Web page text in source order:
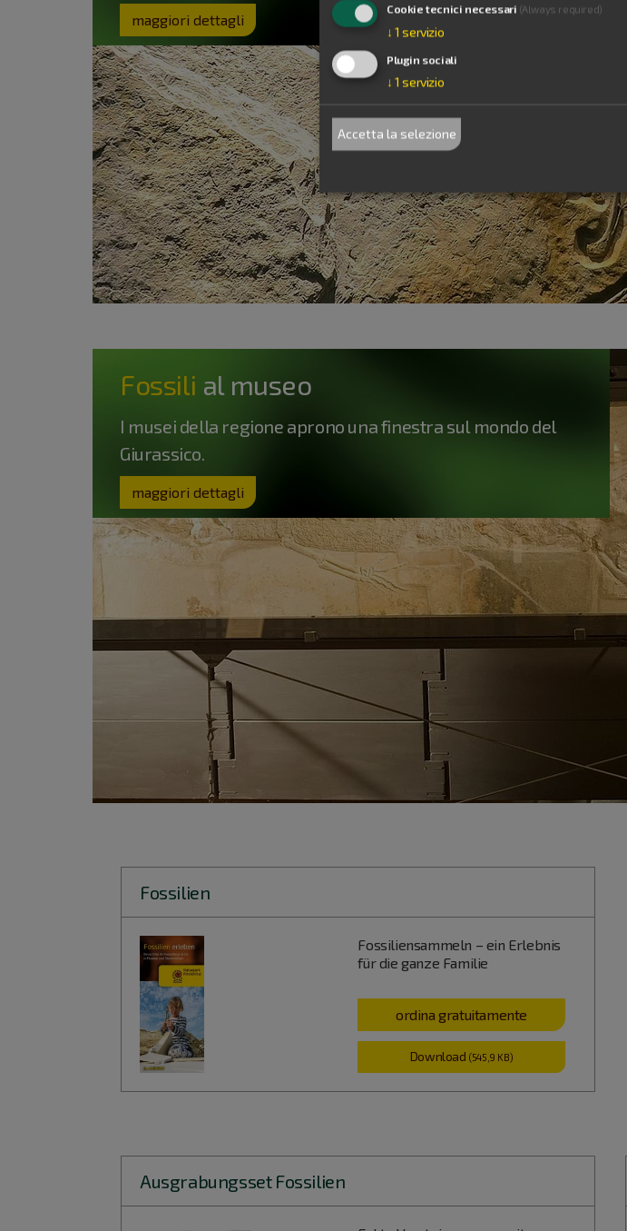
maggiori dettagli
Fossili al museo
I musei della regione aprono una finestra sul mondo del
Giurassico.
maggiori dettagli
Fossilien
Fossiliensammeln – ein Erlebnis
für die ganze Familie
ordina gratuitamente
Download (545,9 KB)
Ausgrabungsset Fossilien
Cookie tecnici necessari (Always required)
↓ 1 servizio
Plugin sociali
↓ 1 servizio
Accetta la selezione